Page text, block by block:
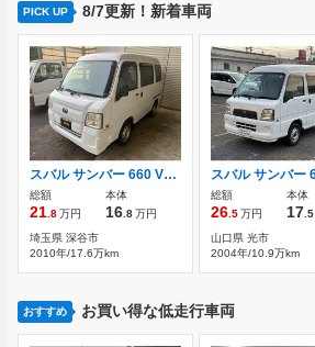
PICK UP 8/7更新！新着車両
スバル サンバー 660 VBクリーン
総額
21 .8万円
本体
16 .8万円
埼玉県 深谷市
2010年/17.6万km
総額
26 .5万円
本体
17 .5
山口県 光市
2004年/10.9万km
おすすめ お買い得な低走行車両